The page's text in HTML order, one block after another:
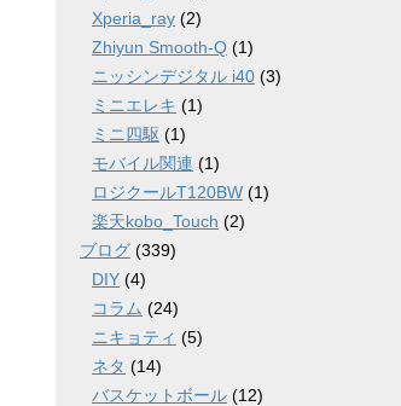
Xperia_ray (2)
Zhiyun Smooth-Q (1)
ニッシンデジタル i40 (3)
ミニエレキ (1)
ミニ四駆 (1)
モバイル関連 (1)
ロジクールT120BW (1)
楽天kobo_Touch (2)
ブログ (339)
DIY (4)
コラム (24)
ニキョティ (5)
ネタ (14)
バスケットボール (12)